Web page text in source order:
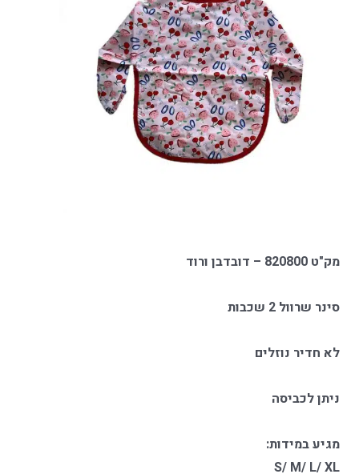
מק"ט 820800 – דובדבן ורוד
סינר שרוול 2 שכבות
לא חדיר נוזלים
ניתן לכביסה
מגיע במידות:
S/ M/ L/ XL